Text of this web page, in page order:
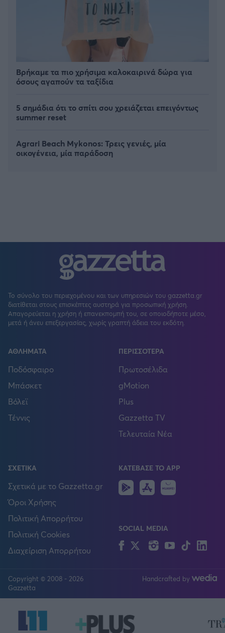
Βρήκαμε τα πιο χρήσιμα καλοκαιρινά δώρα για
όσους αγαπούν τα ταξίδια
5 σημάδια ότι το σπίτι σου χρειάζεται επειγόντως
summer reset
Agrari Beach Mykonos: Τρεις γενιές, μία
οικογένεια, μία παράδοση
Το σύνολο του περιεχομένου και των υπηρεσιών του gazzetta.gr
διατίθεται στους επισκέπτες αυστηρά για προσωπική χρήση.
Απαγορεύεται η χρήση ή επανεκπομπή του, σε οποιοδήποτε μέσο,
μετά ή άνευ επεξεργασίας, χωρίς γραπτή άδεια του εκδότη.
ΑΘΛΗΜΑΤΑ
Ποδόσφαιρο
Μπάσκετ
Βόλεϊ
Τέννις
ΠΕΡΙΣΣΟΤΕΡΑ
Πρωτοσέλιδα
gMotion
Plus
Gazzetta TV
Τελευταία Νέα
ΣΧΕΤΙΚΑ
Σχετικά με το Gazzetta.gr
Όροι Χρήσης
Πολιτική Απορρήτου
Πολιτική Cookies
Διαχείριση Απορρήτου
ΚΑΤΕΒΑΣΕ ΤΟ APP
Android
IOS
SOCIAL MEDIA
FacebookTwitterInstagram
YouTubeTikTok
Copyright © 2008 - 2026
Gazzetta
Handcrafted by